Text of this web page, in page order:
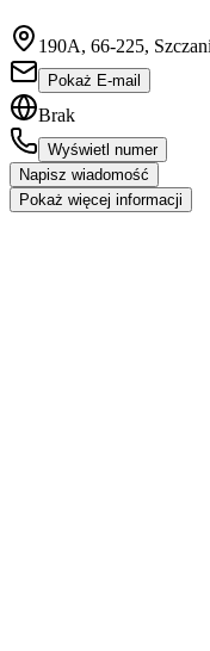
190A, 66-225,
Pokaż E-mail
Brak
Wyświetl numer
Napisz wiadomość
Pokaż więcej informacji